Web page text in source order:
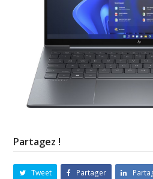
Partagez !
Tweet Partager